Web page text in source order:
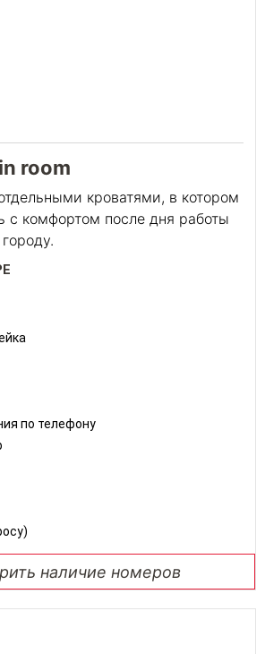
room
кроватями, в котором
с комфортом после дня работы
по телефону
наличие номеров